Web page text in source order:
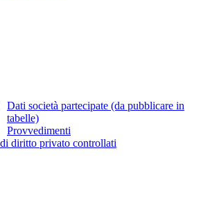
Dati società partecipate (da pubblicare in
tabelle)
Provvedimenti
diritto privato controllati